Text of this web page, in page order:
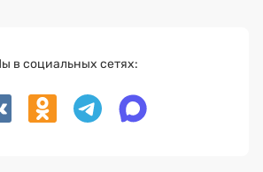
в социальных сетях: